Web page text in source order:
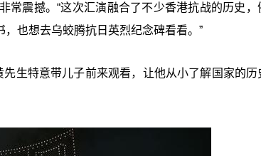
常震撼。“这次汇演融合了不少香港抗战的历史，
也想去乌蛟腾抗日英烈纪念碑看看。”
生特意带儿子前来观看，让他从小了解国家的历